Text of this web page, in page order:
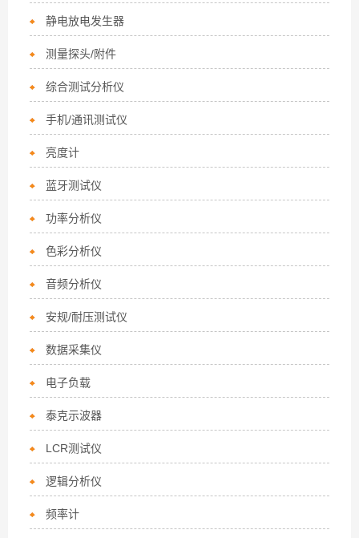
静电放电发生器
测量探头/附件
综合测试分析仪
手机/通讯测试仪
亮度计
蓝牙测试仪
功率分析仪
色彩分析仪
音频分析仪
安规/耐压测试仪
数据采集仪
电子负载
泰克示波器
LCR测试仪
逻辑分析仪
频率计